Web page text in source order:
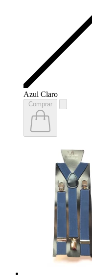
Azul Claro
Comprar